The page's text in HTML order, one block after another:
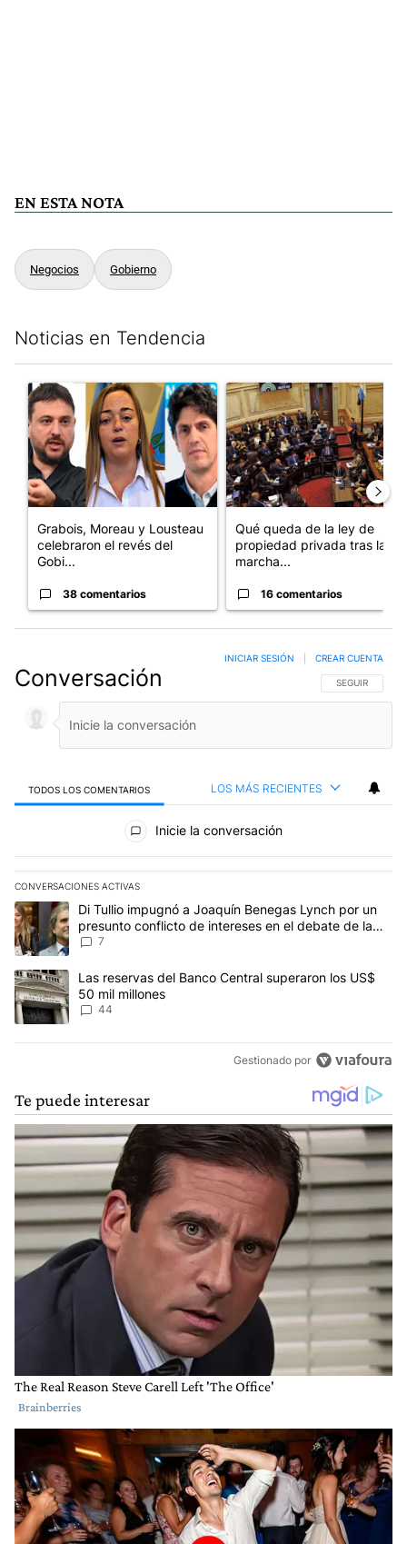
EN ESTA NOTA
Negocios Gobierno
Noticias en Tendencia
Un artículo de tendencia con el título "Grabois, Moreau y
Grabois, Moreau y Lousteau
celebraron el revés del
Gobi...
38 comentarios
Un artículo de tendencia con
Qué queda de la ley de
propiedad privada tras la
marcha...
16 comentarios
Conversación SIGA ESTA
SEGUIR
INICIAR SESIÓN CREAR CUENTA
TODOS LOS COMENTARIOS LOS MÁS RECIENTES
Todos los comentarios
Inicie la conversación
CONVERSACIONES ACTIVAS
Este listado muestra los artículos con más comentarios en los
Un artículo de tendencia con el título "Di Tullio impugnó a
Di Tullio impugnó a Joaquín Benegas Lynch por un
presunto conflicto de intereses en el debate de la
Ley de Tierras
7
Un artículo de tendencia con el título "Las reservas del Banco
Las reservas del Banco Central superaron los US$
50 mil millones
44
Gestionado por